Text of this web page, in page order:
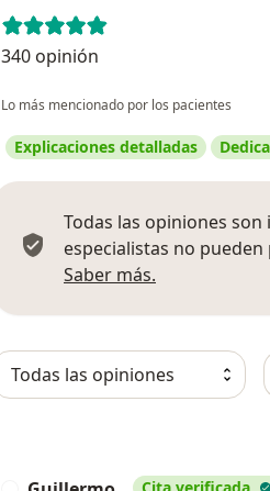
340 opinión
Lo más mencionado por los pacientes
Explicaciones detalladas
Todas las opiniones
especialistas no
Saber más.